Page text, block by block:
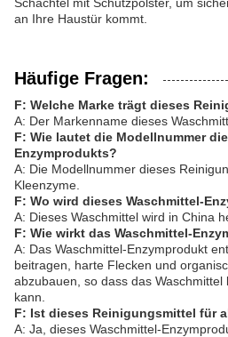
an Ihre Haustür kommt.
Häufige Fragen:
F: Welche Marke trägt dieses
A: Der Markenname dieses
F: Wie lautet die Modellnummer
Enzymprodukts?
A: Die Modellnummer dieses
Kleenzyme.
F: Wo wird dieses Waschmittel-
A: Dieses Waschmittel wird in China
F: Wie wirkt das Waschmittel-
A: Das Waschmittel-Enzymprodukt
beitragen, harte Flecken und
abzubauen, so dass das Waschmittel
kann.
F: Ist dieses Reinigungsmittel für
A: Ja, dieses Waschmittel-